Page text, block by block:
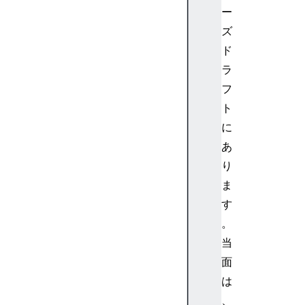
ー
ズ
ド
ラ
フ
ト
に
あ
り
ま
す
。
当
面
は